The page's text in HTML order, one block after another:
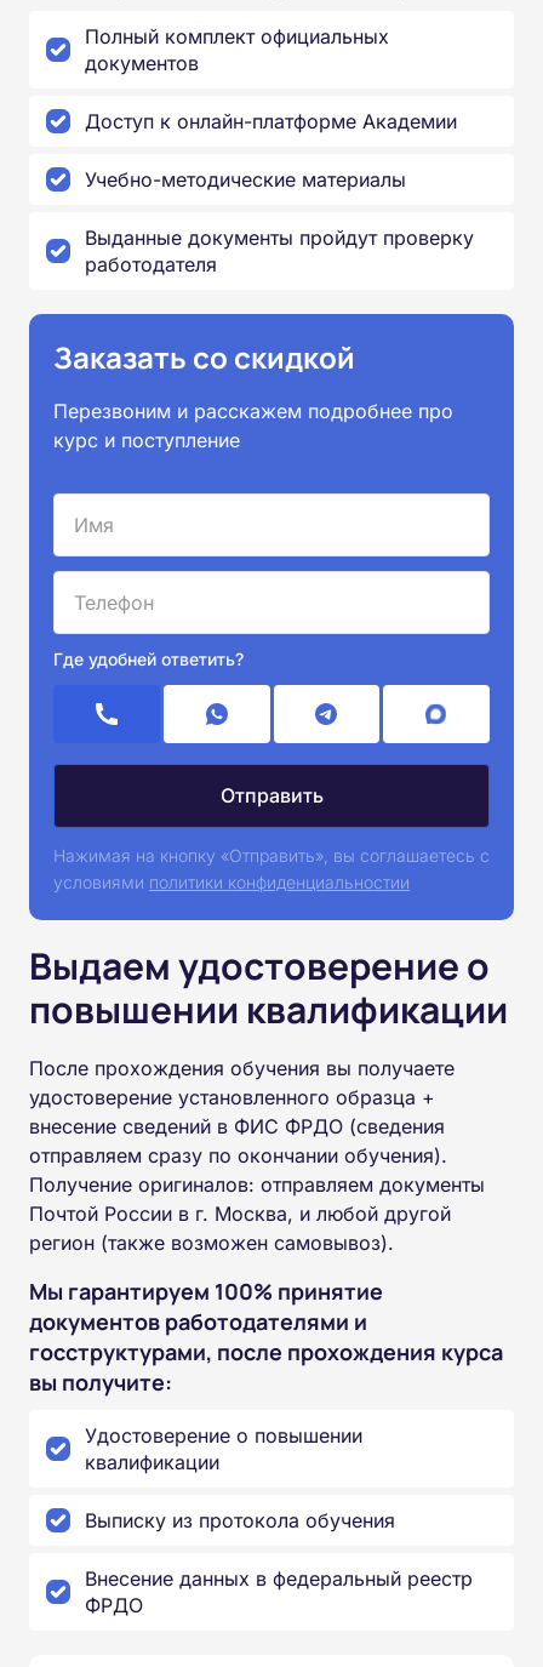
Полный комплект официальных
документов
Доступ к онлайн-платформе Академии
Учебно-методические материалы
Выданные документы пройдут проверку
работодателя
Заказать со скидкой
Перезвоним и расскажем подробнее про
курс и поступление
Где удобней ответить?
Нажимая на кнопку «Отправить», вы соглашаетесь с
условиями политики конфиденциальностии
Выдаем удостоверение о
повышении квалификации
После прохождения обучения вы получаете
удостоверение установленного образца +
внесение сведений в ФИС ФРДО (сведения
отправляем сразу по окончании обучения).
Получение оригиналов: отправляем документы
Почтой России в г. Москва, и любой другой
регион (также возможен самовывоз).
Мы гарантируем 100% принятие
документов работодателями и
госструктурами, после прохождения курса
вы получите:
Удостоверение о повышении
квалификации
Выписку из протокола обучения
Внесение данных в федеральный реестр
ФРДО